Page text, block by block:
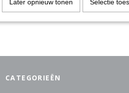
CATEGORIEËN
Later opnieuw tonen Selectie